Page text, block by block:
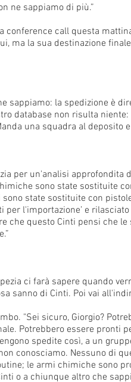
ne sappiamo di più.”
conference call questa
ma la sua destinazione
sappiamo: la spedizione è
database non risulta
una squadra al deposito
per un'analisi
sono state sostituite
state sostituite con
per l'importazione’ e
che questo Cinti pensi che
ci farà sapere quando
sanno di Cinti. Poi vai
"Sei sicuro, Giorgio?
Potrebbero essere pronti
spedite così, a un
conosciamo. Nessuno di
le armi chimiche sono
o a chiunque altro che